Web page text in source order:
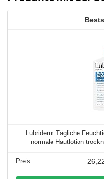
Lubriderm Tägliche
normale Hautlotion